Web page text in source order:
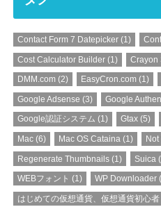
Contact Form 7 Datepicker(1)
Cost Calculator Builder(1) Crayon
DMM.com (2) EasyCron.com (1)
Google Adsense (3) Google
Google認証システム (1) Gtax(5)
Mac(6) Mac OS Cataina(1)
Regenerate Thumbnails(1) Suica
WEBフォント (1) WP Downloader
はじめての仮想通貨、仮想通貨初心者